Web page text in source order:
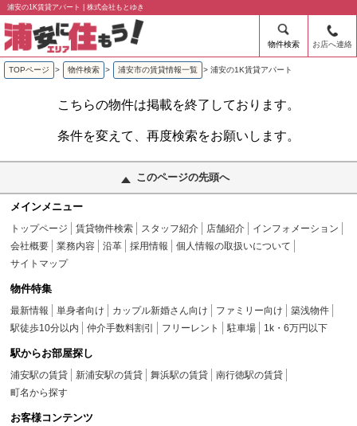
浦安の1K賃貸アパート | 株式会社もとゆき
物件検索 お店へ連絡
TOPページ > 物件検索 > 浦安市の賃貸情報一覧 > 浦安の1K賃貸アパート
こちらの物件は掲載を終了しております。
条件を変えて、再度検索をお願いします。
このページの先頭へ
メインメニュー
トップページ 賃貸物件検索 スタッフ紹介 店舗紹介
インフォメーション
会社概要
業務内容 沿革 採用情報
個人情報の取扱いについて
サイトマップ
物件特集
最新情報 単身者向け カップル新婚さん向け ファミリー向け
築浅物件
駅徒歩10分以内
仲介手数料割引 フリーレント 駐車場 1k・6万円以下
駅からお部屋探し
浦安駅の賃貸 新浦安駅の賃貸 舞浜駅の賃貸
南行徳駅の賃貸
町名から探す
お客様コンテンツ